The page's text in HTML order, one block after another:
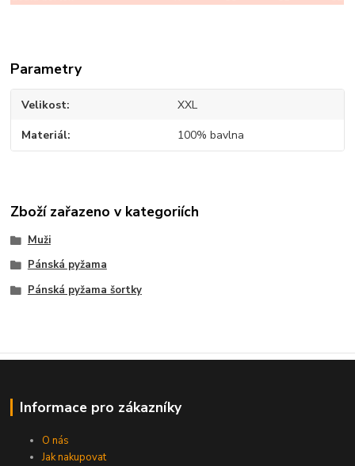
Parametry
Velikost XXL
Materiál 100% bavlna
Zboží zařazeno v kategoriích
Muži
Pánská pyžama
Pánská pyžama šortky
Informace pro zákazníky
O nás
Jak nakupovat